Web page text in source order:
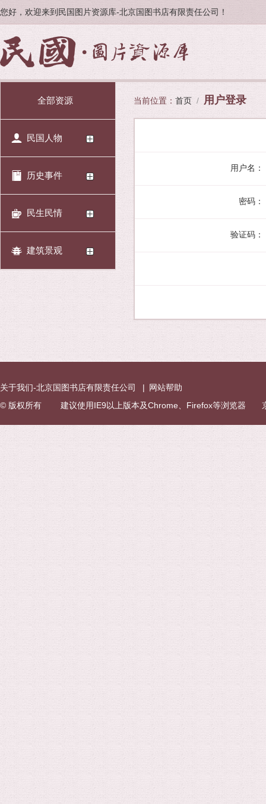
您好，欢迎来到民国图片资源库-北京国图书店有限责任公司！
全部资源
民国人物
历史事件
民生民情
建筑景观
当前位置： 首页 / 用户登录
用户名：
密码：
验证码：
关于我们-北京国图书店有限责任公司 | 网站帮助
© 版权所有 建议使用IE9以上版本及Chrome、Firefox等浏览器